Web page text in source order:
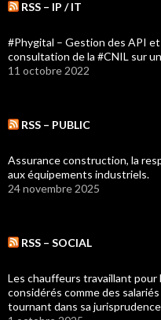
RSS – IP / IT
#Phygital – Gestion des API et
consultation de la #CNIL sur
11 octobre 2022
RSS – PUBLIC
Assurance construction, la
aux équipements industriels.
24 novembre 2025
RSS – SOCIAL
Les chauffeurs travaillant
considérés comme des
tournant dans sa